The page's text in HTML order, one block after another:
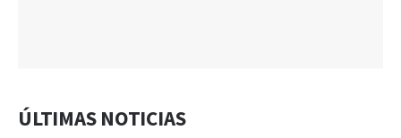
ÚLTIMAS NOTICIAS